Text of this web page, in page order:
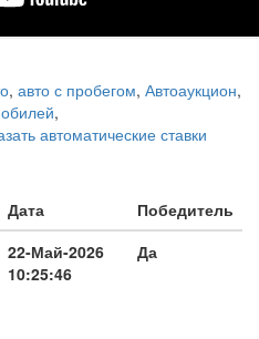
, авто с пробегом, Автоаукцион,
,
автоматические ставки
Дата
Победитель
22-Май-2026
10:25:46
Да